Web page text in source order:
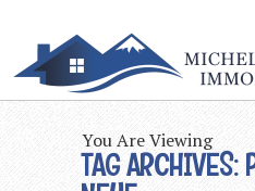
You Are Viewing
TAG ARCHIVES: